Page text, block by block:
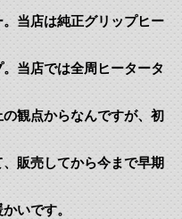
当店は純正グリップヒー
当店では全周ヒータータ
観点からなんですが、初
販売してから今まで早期
いです。